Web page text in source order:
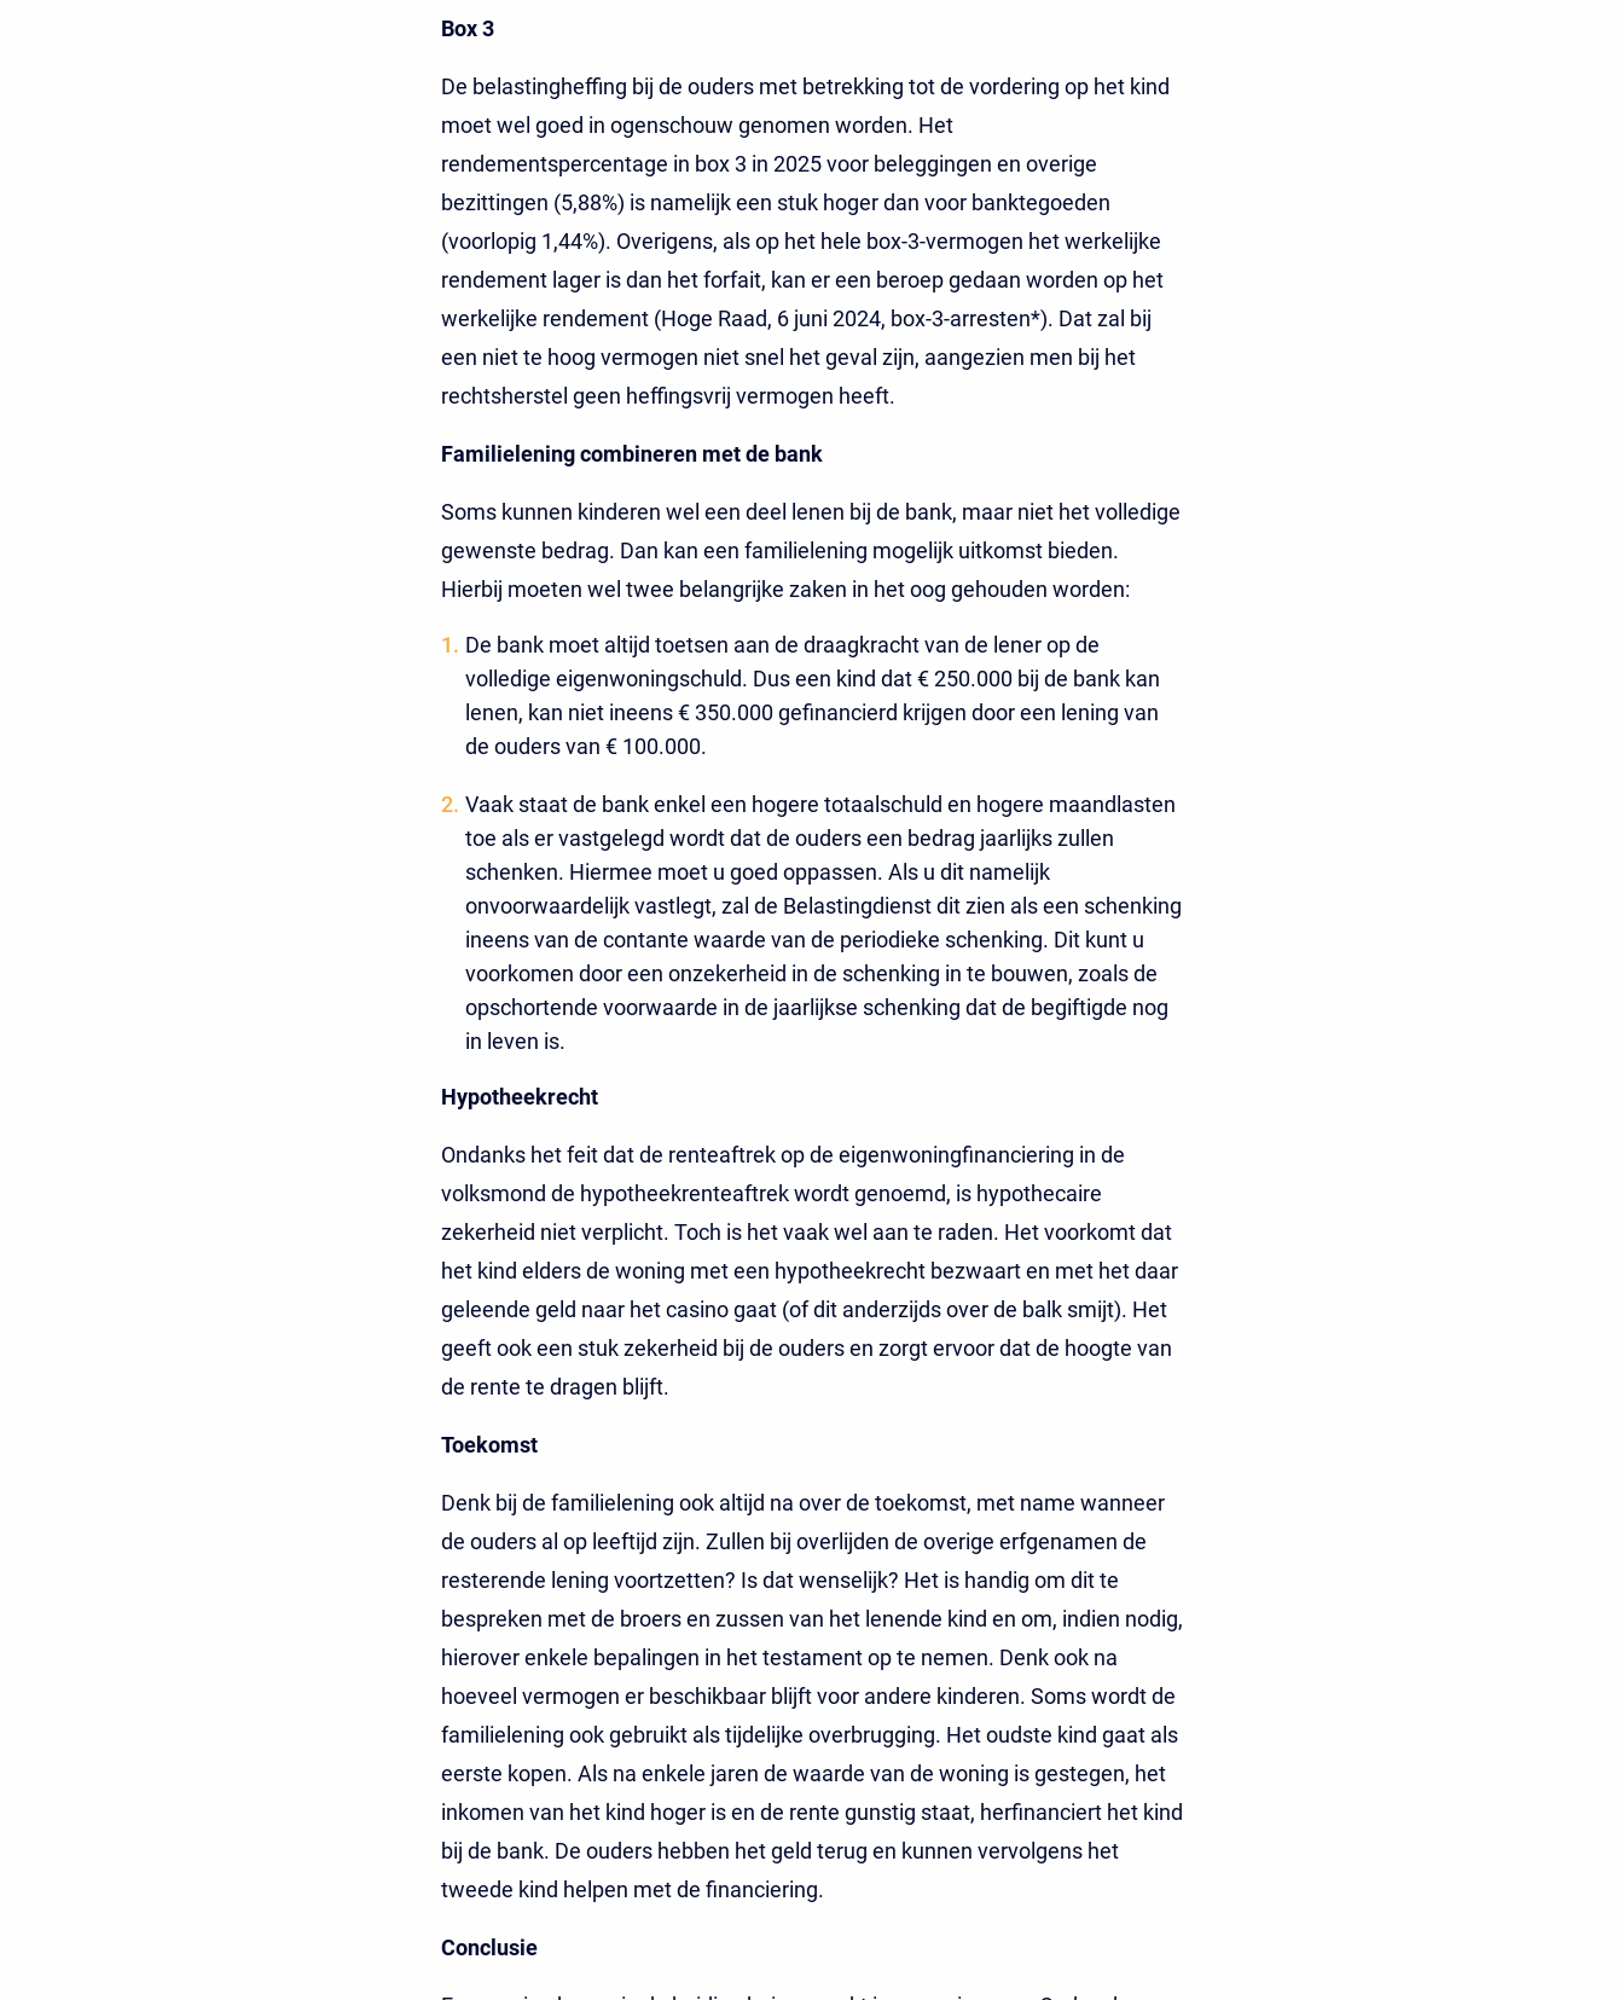
Box 3
De belastingheffing bij de ouders met betrekking tot de vordering op het kind
moet wel goed in ogenschouw genomen worden. Het
rendementspercentage in box 3 in 2025 voor beleggingen en overige
bezittingen (5,88%) is namelijk een stuk hoger dan voor banktegoeden
(voorlopig 1,44%). Overigens, als op het hele box-3-vermogen het werkelijke
rendement lager is dan het forfait, kan er een beroep gedaan worden op het
werkelijke rendement (Hoge Raad, 6 juni 2024, box-3-arresten*). Dat zal bij
een niet te hoog vermogen niet snel het geval zijn, aangezien men bij het
rechtsherstel geen heffingsvrij vermogen heeft.
Familielening combineren met de bank
Soms kunnen kinderen wel een deel lenen bij de bank, maar niet het volledige
gewenste bedrag. Dan kan een familielening mogelijk uitkomst bieden.
Hierbij moeten wel twee belangrijke zaken in het oog gehouden worden:
De bank moet altijd toetsen aan de draagkracht van de lener op de
volledige eigenwoningschuld. Dus een kind dat € 250.000 bij de bank kan
lenen, kan niet ineens € 350.000 gefinancierd krijgen door een lening van
de ouders van € 100.000.
Vaak staat de bank enkel een hogere totaalschuld en hogere maandlasten
toe als er vastgelegd wordt dat de ouders een bedrag jaarlijks zullen
schenken. Hiermee moet u goed oppassen. Als u dit namelijk
onvoorwaardelijk vastlegt, zal de Belastingdienst dit zien als een schenking
ineens van de contante waarde van de periodieke schenking. Dit kunt u
voorkomen door een onzekerheid in de schenking in te bouwen, zoals de
opschortende voorwaarde in de jaarlijkse schenking dat de begiftigde nog
in leven is.
Hypotheekrecht
Ondanks het feit dat de renteaftrek op de eigenwoningfinanciering in de
volksmond de hypotheekrenteaftrek wordt genoemd, is hypothecaire
zekerheid niet verplicht. Toch is het vaak wel aan te raden. Het voorkomt dat
het kind elders de woning met een hypotheekrecht bezwaart en met het daar
geleende geld naar het casino gaat (of dit anderzijds over de balk smijt). Het
geeft ook een stuk zekerheid bij de ouders en zorgt ervoor dat de hoogte van
de rente te dragen blijft.
Toekomst
Denk bij de familielening ook altijd na over de toekomst, met name wanneer
de ouders al op leeftijd zijn. Zullen bij overlijden de overige erfgenamen de
resterende lening voortzetten? Is dat wenselijk? Het is handig om dit te
bespreken met de broers en zussen van het lenende kind en om, indien nodig,
hierover enkele bepalingen in het testament op te nemen. Denk ook na
hoeveel vermogen er beschikbaar blijft voor andere kinderen. Soms wordt de
familielening ook gebruikt als tijdelijke overbrugging. Het oudste kind gaat als
eerste kopen. Als na enkele jaren de waarde van de woning is gestegen, het
inkomen van het kind hoger is en de rente gunstig staat, herfinanciert het kind
bij de bank. De ouders hebben het geld terug en kunnen vervolgens het
tweede kind helpen met de financiering.
Conclusie